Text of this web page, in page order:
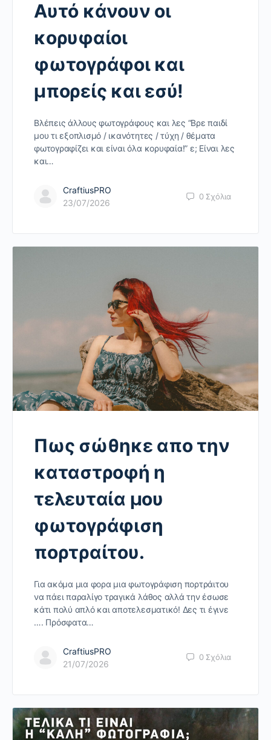
Αυτό κάνουν οι
κορυφαίοι
φωτογράφοι και
μπορείς και εσύ!
Βλέπεις άλλους φωτογράφους και λες “Βρε παιδί
μου τι εξοπλισμό / ικανότητες / τύχη / θέματα
φωτογραφίζει και είναι όλα κορυφαία!” ε; Είναι λες
και…
CraftiusPRO
23/07/2026
0 Σχόλια
Πως σώθηκε απο την
καταστροφή η
τελευταία μου
φωτογράφιση
πορτραίτου.
Για ακόμα μια φορα μια φωτογράφιση πορτράιτου
να πάει παραλίγο τραγικά λάθος αλλά την έσωσε
κάτι πολύ απλό και αποτελεσματικό! Δες τι έγινε
…. Πρόσφατα…
CraftiusPRO
21/07/2026
0 Σχόλια